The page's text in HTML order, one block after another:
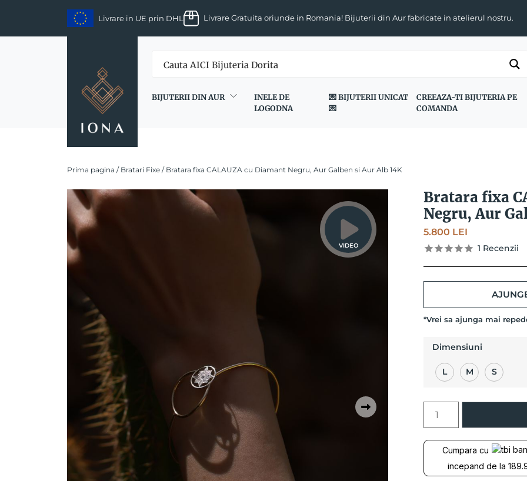
content
Livrare in UE prin DHL Livrare Gratuita oriunde in Romania! Bijuterii din Aur fabricate in atelierul nostru.
BIJUTERII DIN AUR
INELE DE
LOGODNA
💌 BIJUTERII UNICAT
💌
CREEAZA-TI BIJUTERIA PE
COMANDA
Prima pagina / Bratari Fixe / Bratara fixa CALAUZA cu Diamant Negru, Aur Galben si Aur Alb 14K
VIDEO
Bratara fixa
Negru, Aur
5.800 LEI
1 Recenzii
*Vrei sa ajunga mai
Dimensiuni
L M S
Bratara
fixa
CALAUZA
Diamant
Cumpara cu
incepand de la